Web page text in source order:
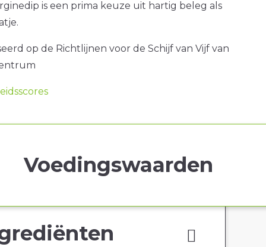
is een prima keuze uit hartig beleg als
op de Richtlijnen voor de Schijf van Vijf van
Voedingswaarden